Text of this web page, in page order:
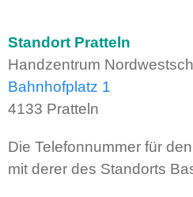
Standort Pratteln
Handzentrum
Bahnhofplatz 1
4133 Pratteln
Die Telefonnummer für
mit derer des Standorts